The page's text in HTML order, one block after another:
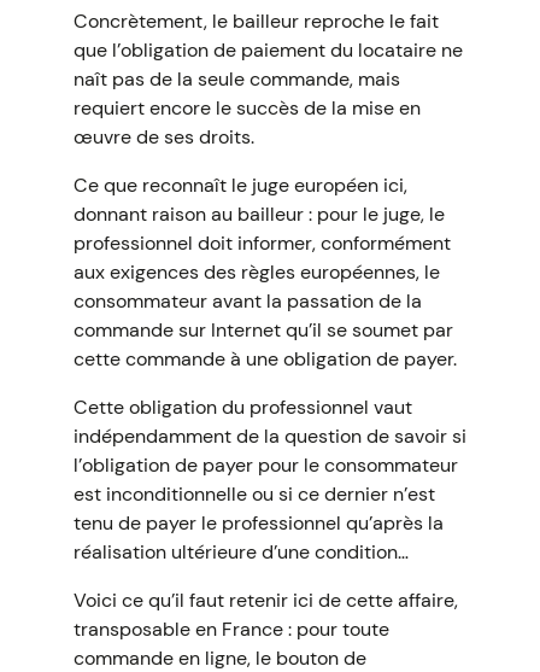
Concrètement, le bailleur reproche le fait
que l’obligation de paiement du locataire ne
naît pas de la seule commande, mais
requiert encore le succès de la mise en
œuvre de ses droits.
Ce que reconnaît le juge européen ici,
donnant raison au bailleur : pour le juge, le
professionnel doit informer, conformément
aux exigences des règles européennes, le
consommateur avant la passation de la
commande sur Internet qu’il se soumet par
cette commande à une obligation de payer.
Cette obligation du professionnel vaut
indépendamment de la question de savoir si
l’obligation de payer pour le consommateur
est inconditionnelle ou si ce dernier n’est
tenu de payer le professionnel qu’après la
réalisation ultérieure d’une condition…
Voici ce qu’il faut retenir ici de cette affaire,
transposable en France : pour toute
commande en ligne, le bouton de